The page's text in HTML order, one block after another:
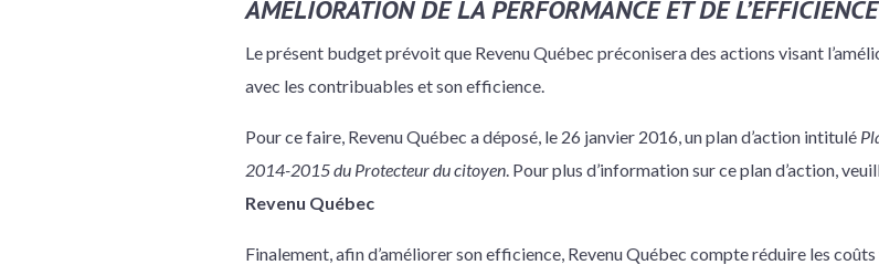
AMÉLIORATION DE LA PERFORMANCE ET DE
Le présent budget prévoit que Revenu Québec préconisera des actions visant
avec les contribuables et son efficience.
Pour ce faire, Revenu Québec a déposé, le 26 janvier 2016, un plan d’action intitulé
2014-2015 du Protecteur du citoyen. Pour plus d’information sur ce plan d’action,
Revenu Québec
Finalement, afin d’améliorer son efficience, Revenu Québec compte réduire les coûts